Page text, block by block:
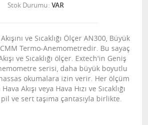
Stok Durumu VAR
ve Sıcaklığı Ölçer AN300, Büyük
Termo-Anemometredir. Bu sayaç
ve Sıcaklığı ölçer. Extech'in Geniş
serisi, daha büyük boyutlu
okumalara izin verir. Her ölçüm
Akışı veya Hava Hızı ve Sıcaklığı
ve sert taşıma çantasıyla birlikte.